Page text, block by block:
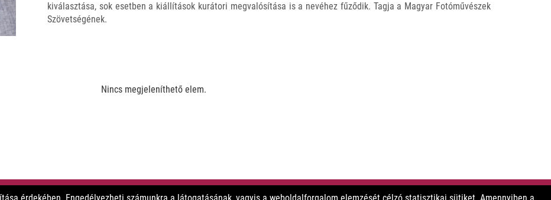
kiválasztása, sok esetben a kiállítások kurátori megvalósítása is a nevéhez fűződik. Tagja a Magyar Fotóművészek
Szövetségének.
Nincs megjeleníthető elem.